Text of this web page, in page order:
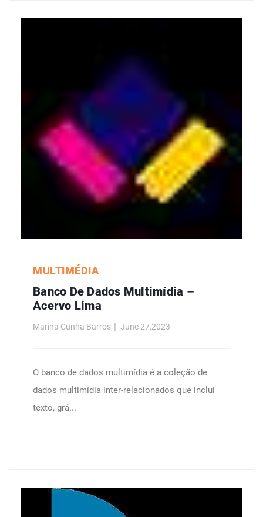
MULTIMÉDIA
Banco De Dados Multimídia –
Acervo Lima
Marina Cunha Barros June 27,2023
O banco de dados multimídia é a coleção de
dados multimídia inter-relacionados que inclui
texto, grá...